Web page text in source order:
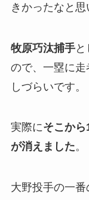
きかったなと思
牧原巧汰捕手と
ので、一塁に
しづらいです。
実際にそこか
が消えました。
大野投手の一